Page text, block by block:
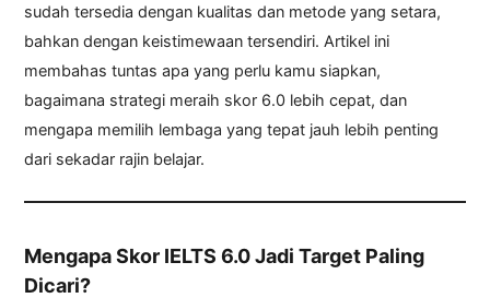
sudah tersedia dengan kualitas dan metode yang setara,
bahkan dengan keistimewaan tersendiri. Artikel ini
membahas tuntas apa yang perlu kamu siapkan,
bagaimana strategi meraih skor 6.0 lebih cepat, dan
mengapa memilih lembaga yang tepat jauh lebih penting
dari sekadar rajin belajar.
Mengapa Skor IELTS 6.0 Jadi Target Paling
Dicari?